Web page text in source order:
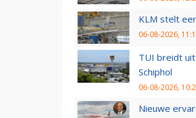
KLM stelt
06-08-2026,
TUI breidt
Schiphol
06-08-2026,
Nieuwe